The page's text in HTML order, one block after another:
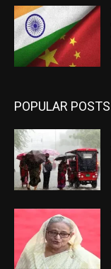
POPULAR POSTS